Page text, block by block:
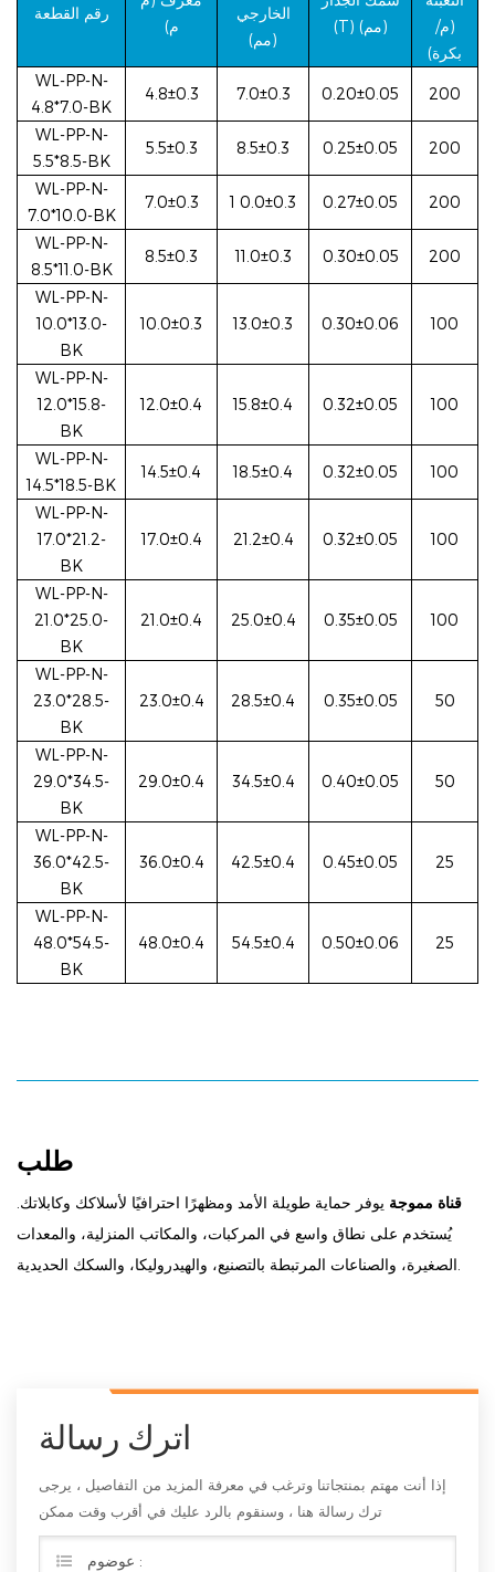
رقم القطعة
م)
الخارجي
(مم)
(T) (مم)
(م/
بكرة)
WL-PP-N-
4.8*7.0-BK
4.8±0.3 7.0±0.3 0.20±0.05 200
WL-PP-N-
5.5*8.5-BK
5.5±0.3 8.5±0.3 0.25±0.05 200
WL-PP-N-
7.0*10.0-BK
7.0±0.3 1 0.0±0.3 0.27±0.05 200
WL-PP-N-
8.5*11.0-BK
8.5±0.3 11.0±0.3 0.30±0.05 200
WL-PP-N-
10.0*13.0-
BK
10.0±0.3 13.0±0.3 0.30±0.06 100
WL-PP-N-
12.0*15.8-
BK
12.0±0.4 15.8±0.4 0.32±0.05 100
WL-PP-N-
14.5*18.5-BK
14.5±0.4 18.5±0.4 0.32±0.05 100
WL-PP-N-
17.0*21.2-
BK
17.0±0.4 21.2±0.4 0.32±0.05 100
WL-PP-N-
21.0*25.0-
BK
21.0±0.4 25.0±0.4 0.35±0.05 100
WL-PP-N-
23.0*28.5-
BK
23.0±0.4 28.5±0.4 0.35±0.05 50
WL-PP-N-
29.0*34.5-
BK
29.0±0.4 34.5±0.4 0.40±0.05 50
WL-PP-N-
36.0*42.5-
BK
36.0±0.4 42.5±0.4 0.45±0.05 25
WL-PP-N-
48.0*54.5-
BK
48.0±0.4 54.5±0.4 0.50±0.06 25
طلب
قناة مموجة يوفر حماية طويلة الأمد ومظهرًا احترافيًا لأسلاكك وكابلاتك.
يُستخدم على نطاق واسع في المركبات، والمكاتب المنزلية، والمعدات
الصغيرة، والصناعات المرتبطة بالتصنيع، والهيدروليكا، والسكك الحديدية.
اترك رسالة
إذا أنت مهتم بمنتجاتنا وترغب في معرفة المزيد من التفاصيل ، يرجى
ترك رسالة هنا ، وسنقوم بالرد عليك في أقرب وقت ممكن
عوضوم :